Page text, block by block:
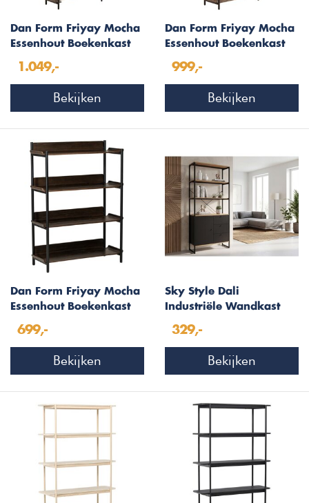
Dan Form Friyay Mocha
Essenhout Boekenkast
1.049,-
Bekijken
Dan Form Friyay Mocha
Essenhout Boekenkast
999,-
Bekijken
Dan Form Friyay Mocha
Essenhout Boekenkast
699,-
Bekijken
Sky Style Dali
Industriële Wandkast
Hoog
329,-
Bekijken